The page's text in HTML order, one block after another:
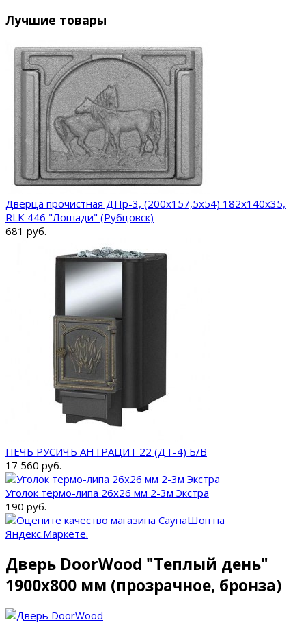
Лучшие товары
Дверца прочистная ДПр-3, (200х157,5х54) 182х140х35,
RLK 446 "Лошади" (Рубцовск)
681 руб.
ПЕЧЬ РУСИЧЪ АНТРАЦИТ 22 (ДТ-4) Б/В
17 560 руб.
Уголок термо-липа 26х26 мм 2-3м Экстра
190 руб.
Дверь DoorWood "Теплый день"
1900х800 мм (прозрачное, бронза)